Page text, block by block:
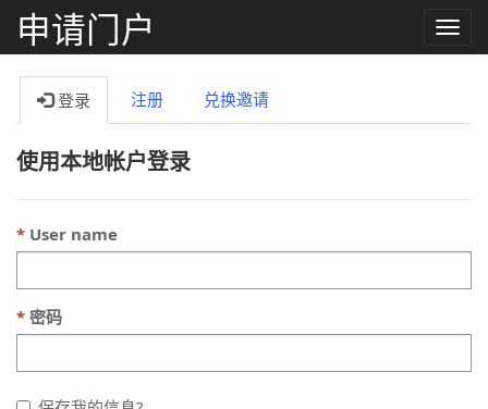
申请门户
Toggle
登录 注册 兑换邀请
使用本地帐户登录
User name
密码